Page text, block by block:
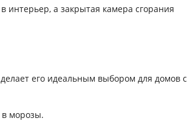
интерьер, а закрытая камера сгорания
его идеальным выбором для домов с
морозы.